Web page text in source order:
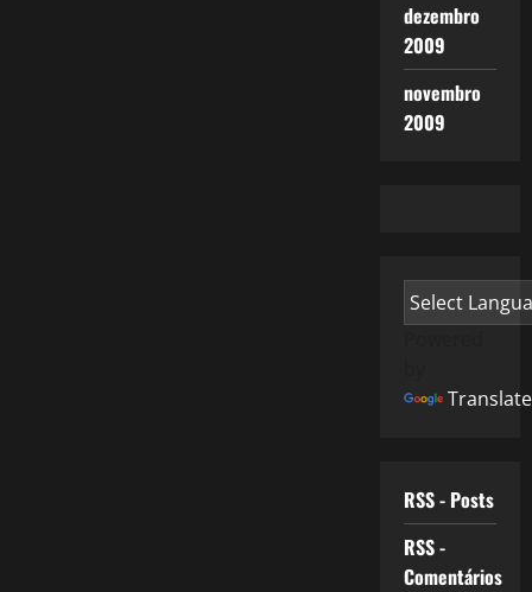
dezembro
2009
novembro
2009
Translate
RSS - Posts
RSS -
Comentários